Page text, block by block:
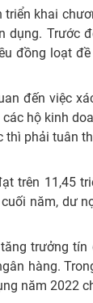
khai
Trước
đồng loạt
đến việc
hộ kinh
phải tuân
trên 11,45
năm, dư
trưởng
hàng.
năm 2022